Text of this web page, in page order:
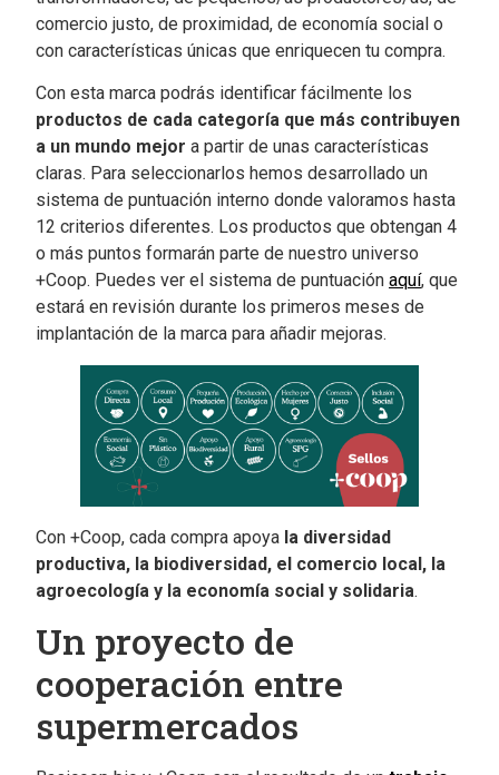
comercio justo, de proximidad, de economía social o
con características únicas que enriquecen tu compra.
Con esta marca podrás identificar fácilmente los
productos de cada categoría que más contribuyen
a un mundo mejor a partir de unas características
claras. Para seleccionarlos hemos desarrollado un
sistema de puntuación interno donde valoramos hasta
12 criterios diferentes. Los productos que obtengan 4
o más puntos formarán parte de nuestro universo
+Coop. Puedes ver el sistema de puntuación aquí, que
estará en revisión durante los primeros meses de
implantación de la marca para añadir mejoras.
Con +Coop, cada compra apoya la diversidad
productiva, la biodiversidad, el comercio local, la
agroecología y la economía social y solidaria.
Un proyecto de
cooperación entre
supermercados